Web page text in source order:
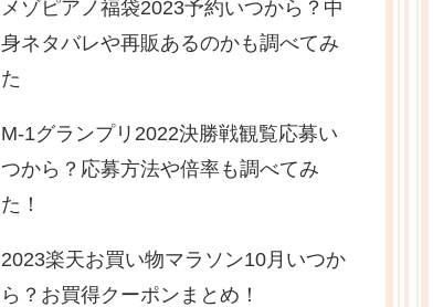
メゾピアノ福袋2023予約いつから？中
身ネタバレや再販あるのかも調べてみ
た
M-1グランプリ2022決勝戦観覧応募い
つから？応募方法や倍率も調べてみ
た！
2023楽天お買い物マラソン10月いつか
ら？お買得クーポンまとめ！